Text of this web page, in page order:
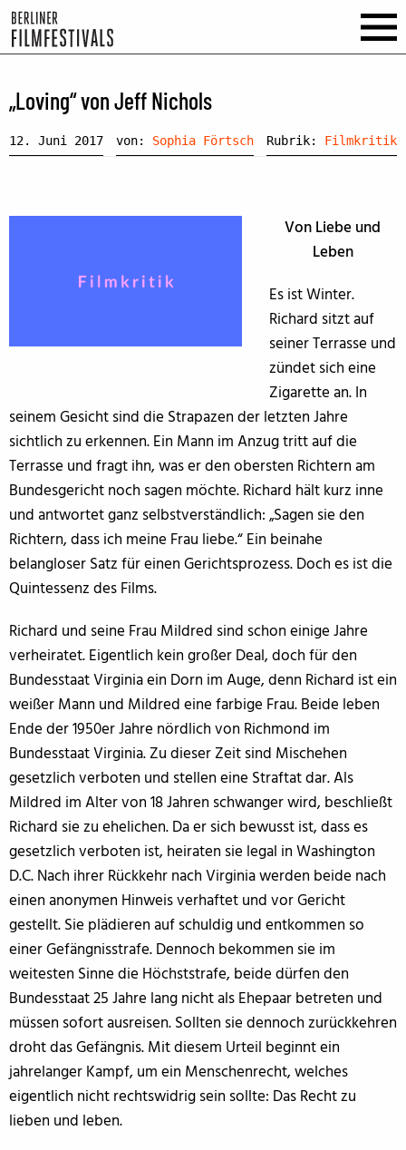
„Loving“ von Jeff Nichols
12. Juni 2017 von: Sophia Förtsch Rubrik: Filmkritik
Von Liebe und
Leben
Es ist Winter.
Richard sitzt auf
seiner Terrasse und
zündet sich eine
Zigarette an. In
seinem Gesicht sind die Strapazen der letzten Jahre
sichtlich zu erkennen. Ein Mann im Anzug tritt auf die
Terrasse und fragt ihn, was er den obersten Richtern am
Bundesgericht noch sagen möchte. Richard hält kurz inne
und antwortet ganz selbstverständlich: „Sagen sie den
Richtern, dass ich meine Frau liebe.“ Ein beinahe
belangloser Satz für einen Gerichtsprozess. Doch es ist die
Quintessenz des Films.
Richard und seine Frau Mildred sind schon einige Jahre
verheiratet. Eigentlich kein großer Deal, doch für den
Bundesstaat Virginia ein Dorn im Auge, denn Richard ist ein
weißer Mann und Mildred eine farbige Frau. Beide leben
Ende der 1950er Jahre nördlich von Richmond im
Bundesstaat Virginia. Zu dieser Zeit sind Mischehen
gesetzlich verboten und stellen eine Straftat dar. Als
Mildred im Alter von 18 Jahren schwanger wird, beschließt
Richard sie zu ehelichen. Da er sich bewusst ist, dass es
gesetzlich verboten ist, heiraten sie legal in Washington
D.C. Nach ihrer Rückkehr nach Virginia werden beide nach
einen anonymen Hinweis verhaftet und vor Gericht
gestellt. Sie plädieren auf schuldig und entkommen so
einer Gefängnisstrafe. Dennoch bekommen sie im
weitesten Sinne die Höchststrafe, beide dürfen den
Bundesstaat 25 Jahre lang nicht als Ehepaar betreten und
müssen sofort ausreisen. Sollten sie dennoch zurückkehren
droht das Gefängnis. Mit diesem Urteil beginnt ein
jahrelanger Kampf, um ein Menschenrecht, welches
eigentlich nicht rechtswidrig sein sollte: Das Recht zu
lieben und leben.